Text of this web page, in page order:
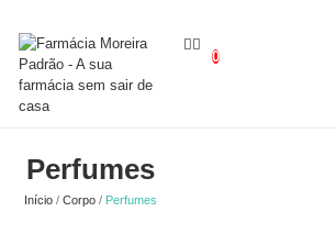
0
Perfumes
Início Corpo Perfumes